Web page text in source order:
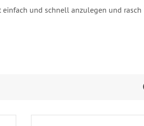
und schnell anzulegen und rasch